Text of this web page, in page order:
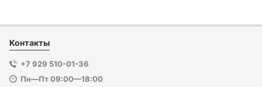
Контакты
+7 929 510-01-36
Пн—Пт 09:00—18:00